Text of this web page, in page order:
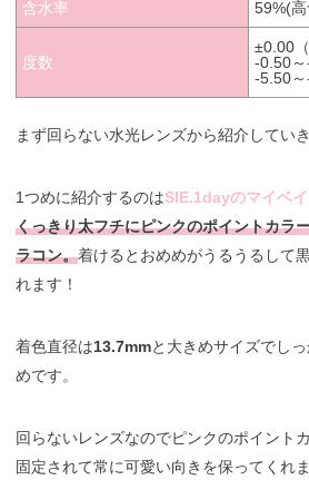
含水率 59%(
度数
±0.00
-0.50～
-5.50～
まず回らない水光レンズから紹介してい
1つめに紹介するのはSIE.1dayのマイベ
くっきり太フチにピンクのポイントカラ
ラコン。着けるとおめめがうるうるして
れます！
着色直径は13.7mmと大きめサイズでし
めです。
回らないレンズなのでピンクのポイント
固定されて常に可愛い向きを保ってくれ